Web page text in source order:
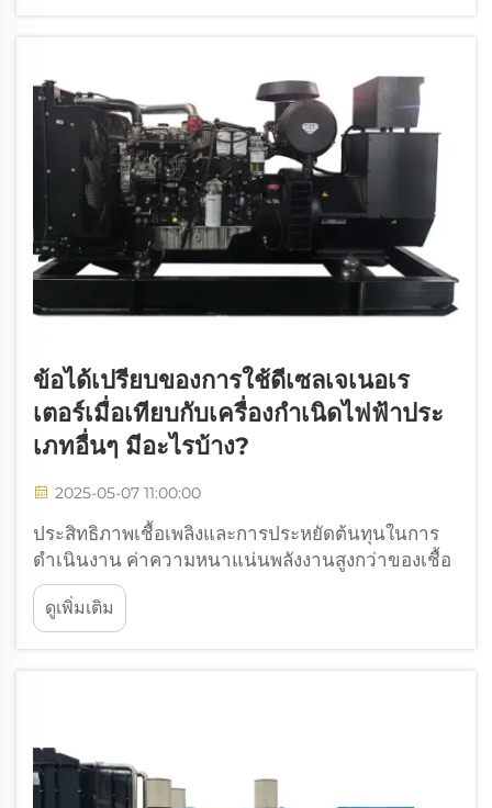
แต่ละชิ้นต้องการวัตต์เท่าไรในขณะที่ใช้งานจริง
ข้อได้เปรียบของการใช้ดีเซลเจเนอเร
เตอร์เมื่อเทียบกับเครื่องกำเนิดไฟฟ้าประ
เภทอื่นๆ มีอะไรบ้าง?
2025-05-07 11:00:00
ประสิทธิภาพเชื้อเพลิงและการประหยัดต้นทุนในการ
ดำเนินงาน ค่าความหนาแน่นพลังงานสูงกว่าของเชื้อ
เพลิงดีเซล ดีเซลมีพลังงานสะสมอยู่ภายในมากกว่า
ก๊าซธรรมดามาก โดยมีค่าประมาณ 35.8 เมกกะจูลต่อ
ลิตร นั่นหมายความว่าเมื่อบริษัทต่างๆ ใช้งานเครื่อง
ดูเพิ่มเติม